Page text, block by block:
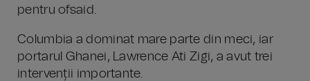
pentru ofsaid.
Columbia a dominat mare parte din meci, iar
portarul Ghanei, Lawrence Ati Zigi, a avut trei
intervenții importante.